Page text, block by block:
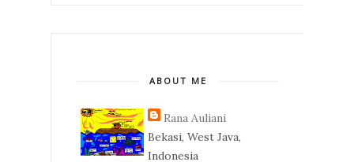
ABOUT ME
Rana Auliani
Bekasi, West Java,
Indonesia